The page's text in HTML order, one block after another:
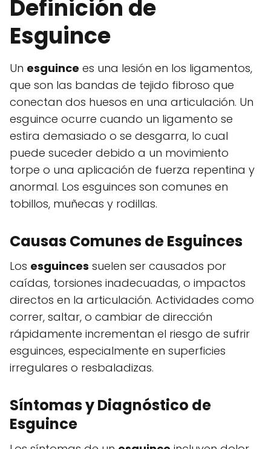
Definición de
Esguince
Un esguince es una lesión en los ligamentos,
que son las bandas de tejido fibroso que
conectan dos huesos en una articulación. Un
esguince ocurre cuando un ligamento se
estira demasiado o se desgarra, lo cual
puede suceder debido a un movimiento
torpe o una aplicación de fuerza repentina y
anormal. Los esguinces son comunes en
tobillos, muñecas y rodillas.
Causas Comunes de Esguinces
Los esguinces suelen ser causados por
caídas, torsiones inadecuadas, o impactos
directos en la articulación. Actividades como
correr, saltar, o cambiar de dirección
rápidamente incrementan el riesgo de sufrir
esguinces, especialmente en superficies
irregulares o resbaladizas.
Síntomas y Diagnóstico de
Esguince